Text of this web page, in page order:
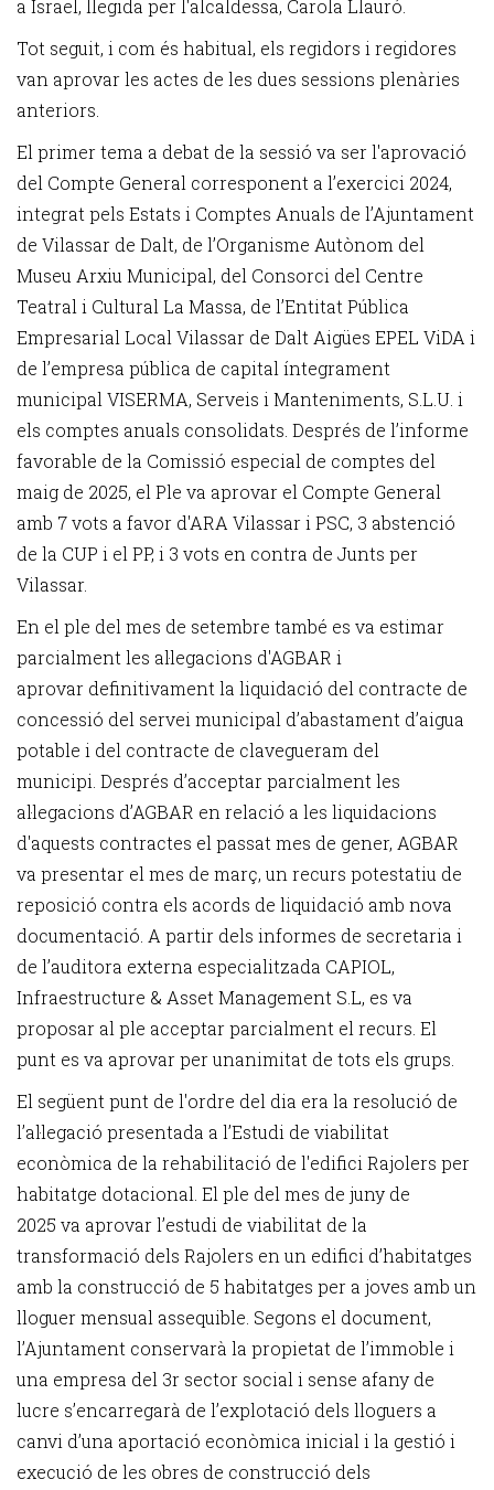
a Israel, llegida per l'alcaldessa, Carola Llauró.
Tot seguit, i com és habitual, els regidors i regidores
van aprovar les actes de les dues sessions plenàries
anteriors.
El primer tema a debat de la sessió va ser l'aprovació
del Compte General corresponent a l’exercici 2024,
integrat pels Estats i Comptes Anuals de l’Ajuntament
de Vilassar de Dalt, de l’Organisme Autònom del
Museu Arxiu Municipal, del Consorci del Centre
Teatral i Cultural La Massa, de l’Entitat Pública
Empresarial Local Vilassar de Dalt Aigües EPEL ViDA i
de l’empresa pública de capital íntegrament
municipal VISERMA, Serveis i Manteniments, S.L.U. i
els comptes anuals consolidats. Després de l’informe
favorable de la Comissió especial de comptes del
maig de 2025, el Ple va aprovar el Compte General
amb 7 vots a favor d'ARA Vilassar i PSC, 3 abstenció
de la CUP i el PP, i 3 vots en contra de Junts per
Vilassar.
En el ple del mes de setembre també es va estimar
parcialment les al·legacions d'AGBAR i
aprovar definitivament la liquidació del contracte de
concessió del servei municipal d’abastament d’aigua
potable i del contracte de clavegueram del
municipi. Després d’acceptar parcialment les
al·legacions d’AGBAR en relació a les liquidacions
d'aquests contractes el passat mes de gener, AGBAR
va presentar el mes de març, un recurs potestatiu de
reposició contra els acords de liquidació amb nova
documentació. A partir dels informes de secretaria i
de l’auditora externa especialitzada CAPIOL,
Infraestructure & Asset Management S.L, es va
proposar al ple acceptar parcialment el recurs. El
punt es va aprovar per unanimitat de tots els grups.
El següent punt de l'ordre del dia era la resolució de
l’al·legació presentada a l’Estudi de viabilitat
econòmica de la rehabilitació de l'edifici Rajolers per
habitatge dotacional. El ple del mes de juny de
2025 va aprovar l’estudi de viabilitat de la
transformació dels Rajolers en un edifici d’habitatges
amb la construcció de 5 habitatges per a joves amb un
lloguer mensual assequible. Segons el document,
l’Ajuntament conservarà la propietat de l’immoble i
una empresa del 3r sector social i sense afany de
lucre s’encarregarà de l’explotació dels lloguers a
canvi d’una aportació econòmica inicial i la gestió i
execució de les obres de construcció dels